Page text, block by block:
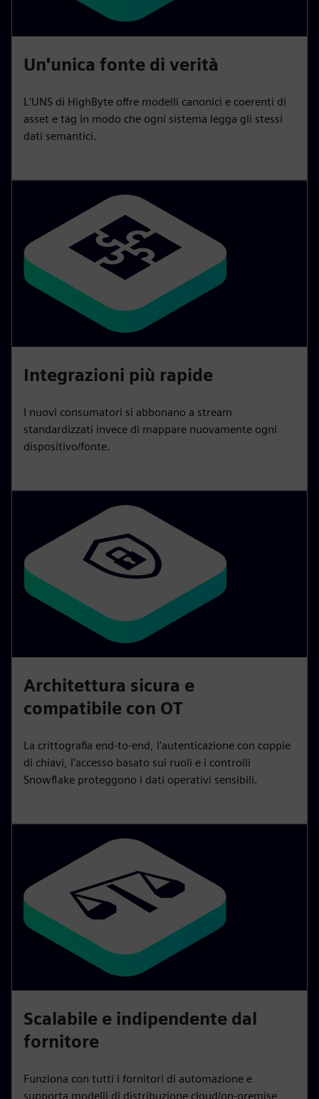
Un'unica fonte di verità
L'UNS di HighByte offre modelli canonici e coerenti di
asset e tag in modo che ogni sistema legga gli stessi
dati semantici.
Integrazioni più rapide
I nuovi consumatori si abbonano a stream
standardizzati invece di mappare nuovamente ogni
dispositivo/fonte.
Architettura sicura e
compatibile con OT
La crittografia end-to-end, l'autenticazione con coppie
di chiavi, l'accesso basato sui ruoli e i controlli
Snowflake proteggono i dati operativi sensibili.
Scalabile e indipendente dal
fornitore
Funziona con tutti i fornitori di automazione e
supporta modelli di distribuzione cloud/on-premise